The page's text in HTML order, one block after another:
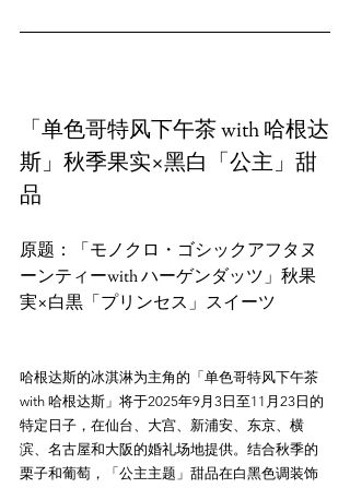
「单色哥特风下午茶 with 哈根达
斯」秋季果实×黑白「公主」甜
品
原题：「モノクロ・ゴシックアフタヌ
ーンティーwith ハーゲンダッツ」秋果
哈根达斯的冰淇淋为主角的「单色哥特风下午茶
with 哈根达斯」将于2025年9月3日至11月23日的
特定日子，在仙台、大宫、新浦安、东京、横
滨、名古屋和大阪的婚礼场地提供。结合秋季的
栗子和葡萄，「公主主题」甜品在白黑色调装饰